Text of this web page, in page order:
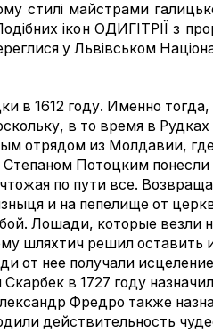
стилі майстрами
ікон ОДИГІТРІЇ з
у Львівськом
в 1612 году. Именно
в то время в
отрядом из Молдавии,
Степаном Потоцким
по пути все.
и на пепелище от
Лошади, которые везли
шляхтич решил оставить
от нее получали
в 1727 году
Фредро также
действительность